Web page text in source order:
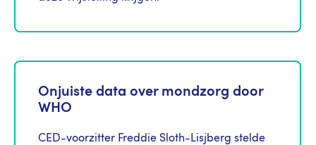
Onjuiste data over mondzorg door
WHO
CED-voorzitter Freddie Sloth-Lisjberg stelde